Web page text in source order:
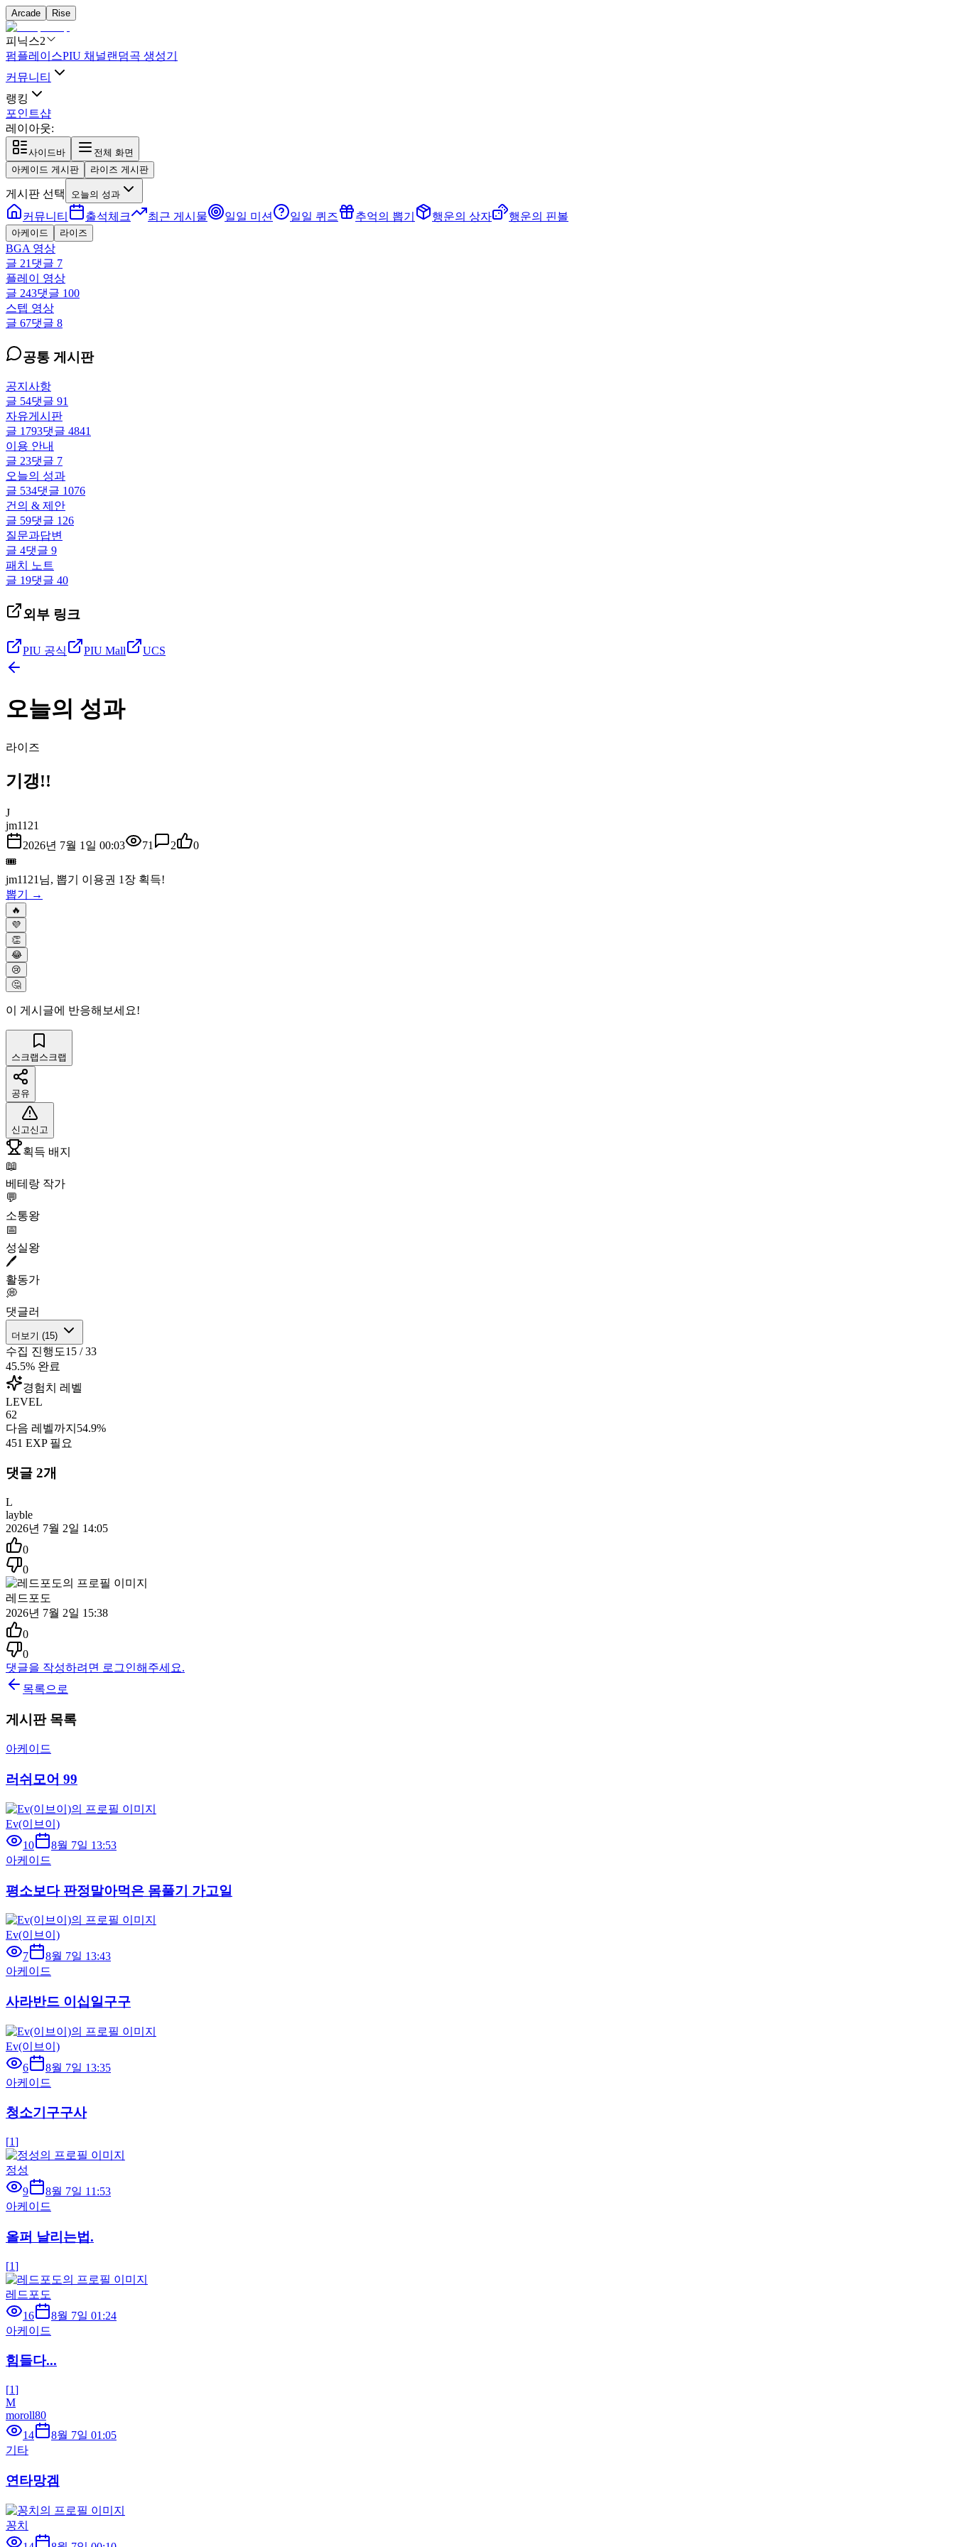
Arcade Rise
피닉스2
펌플레이스PIU 채널랜덤곡 생성기
커뮤니티
랭킹
포인트샵
레이아웃:
사이드바
전체 화면
아케이드 게시판
라이즈 게시판
게시판 선택 오늘의 성과
커뮤니티 출석체크 최근 게시물 일일 미션 일일 퀴즈 추억의 뽑기 행운의 상자 행운의 핀볼
아케이드 라이즈
BGA 영상
글 21 댓글 7
플레이 영상
글 243댓글 100
스텝 영상
글 67댓글 8
공통 게시판
공지사항
글 54댓글 91
자유게시판
글 1793댓글 4841
이용 안내
글 23댓글 7
오늘의 성과
글 534댓글 1076
건의 & 제안
글 59댓글 126
질문과답변
글 4댓글 9
패치 노트
글 19댓글 40
외부 링크
PIU 공식 PIU Mall UCS
오늘의 성과
라이즈
기갱!!
J
jm1121
2026년 7월 1일 00:03
71 2
0
🎟️
jm1121 님, 뽑기 이용권 1 장 획득!
뽑기 →
🔥
💜
👏
😂
😢
🤔
이 게시글에 반응해보세요!
스크랩 스크랩
공유
신고신고
획득 배지
📖
베테랑 작가
💬
소통왕
📅
성실왕
🖊️
활동가
💭
댓글러
더보기 (15)
수집 진행도15 /33
45.5% 완료
경험치 레벨
LEVEL
62
다음 레벨까지 54.9%
451 EXP 필요
댓글 2개
L
layble
2026년 7월 2일 14:05
0
0
레드포도
2026년 7월 2일 15:38
0
0
댓글을 작성하려면 로그인해주세요.
목록으로
게시판 목록
아케이드
러쉬모어 99
Ev(이브이)
10
8월 7일 13:53
아케이드
평소보다 판정말아먹은 몸풀기 가고일
Ev(이브이)
7
8월 7일 13:43
아케이드
사라반드 이십일구구
Ev(이브이)
6
8월 7일 13:35
아케이드
청소기구구사
[1]
정성
9
8월 7일 11:53
아케이드
올퍼 날리는법.
[1]
레드포도
16
8월 7일 01:24
아케이드
힘들다...
[1]
M
moroll80
14
8월 7일 01:05
기타
연타망겜
꽁치